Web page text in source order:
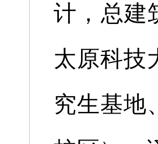
计，总建
太原科技
究生基地